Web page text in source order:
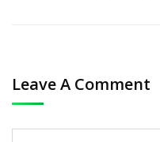
Leave A Comment